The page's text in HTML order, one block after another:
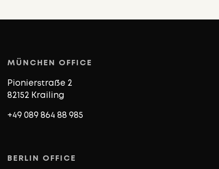
MÜNCHEN OFFICE
Pionierstraße 2
82152 Krailing
+49 089 864 88 985
BERLIN OFFICE